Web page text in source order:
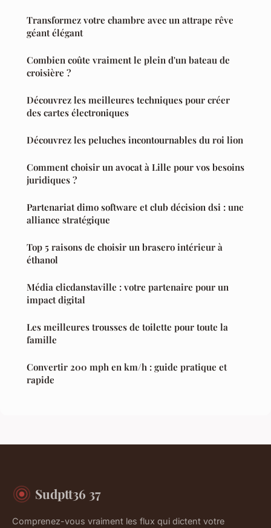
Transformez votre chambre avec un attrape rêve
géant élégant
Combien coûte vraiment le plein d'un bateau de
croisière ?
Découvrez les meilleures techniques pour créer
des cartes électroniques
Découvrez les peluches incontournables du roi lion
Comment choisir un avocat à Lille pour vos besoins
juridiques ?
Partenariat dimo software et club décision dsi : une
alliance stratégique
Top 5 raisons de choisir un brasero intérieur à
éthanol
Média clicdanstaville : votre partenaire pour un
impact digital
Les meilleures trousses de toilette pour toute la
famille
Convertir 200 mph en km/h : guide pratique et
rapide
Sudptt36 37
Comprenez-vous vraiment les flux qui dictent votre